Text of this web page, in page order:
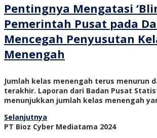
Pentingnya Mengatasi
Pemerintah Pusat pada
Mencegah Penyusutan
Menengah
Jumlah kelas menengah terus menurun
terakhir. Laporan dari Badan Pusat
menunjukkan jumlah kelas menengah
Selanjutnya
PT Bioz Cyber Mediatama 2024